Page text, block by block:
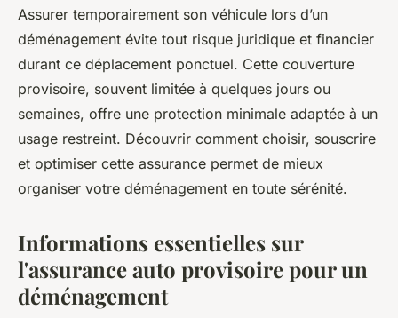
Assurance auto provisoire
pour déménagement : guide
pratique et conseils
Jeanne•17 juin 2025• 2 min de lecture
Assurer temporairement son véhicule lors d’un
déménagement évite tout risque juridique et financier
durant ce déplacement ponctuel. Cette couverture
provisoire, souvent limitée à quelques jours ou
semaines, offre une protection minimale adaptée à un
usage restreint. Découvrir comment choisir, souscrire
et optimiser cette assurance permet de mieux
organiser votre déménagement en toute sérénité.
Informations essentielles sur
l'assurance auto provisoire pour un
déménagement